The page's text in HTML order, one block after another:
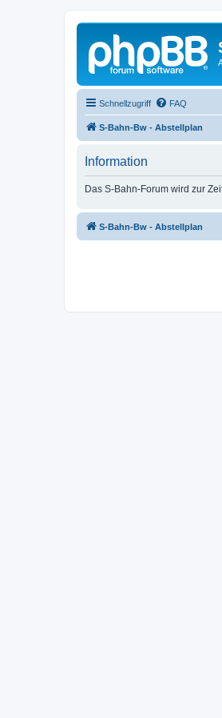
Schnellzugriff FAQ
S-Bahn-Bw - Abstellplan
Information
Das S-Bahn-Forum wird zur
S-Bahn-Bw - Abstellplan